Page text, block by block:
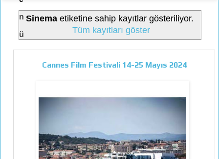
n
ü
Sinemaetiketine sahip kayıtlar gösteriliyor.
Tüm kayıtları göster
Cannes Film Festivali 14-25 Mayıs 2024